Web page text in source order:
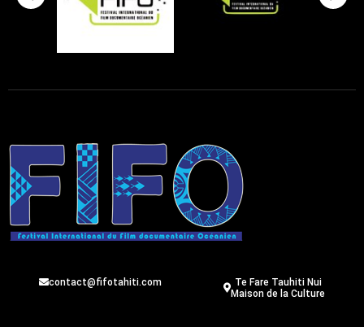
contact@fifotahiti.com
Te Fare Tauhiti Nui
Maison de la Culture